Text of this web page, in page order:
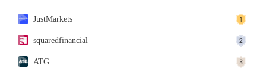
JustMarkets
squaredfinancial
ATG